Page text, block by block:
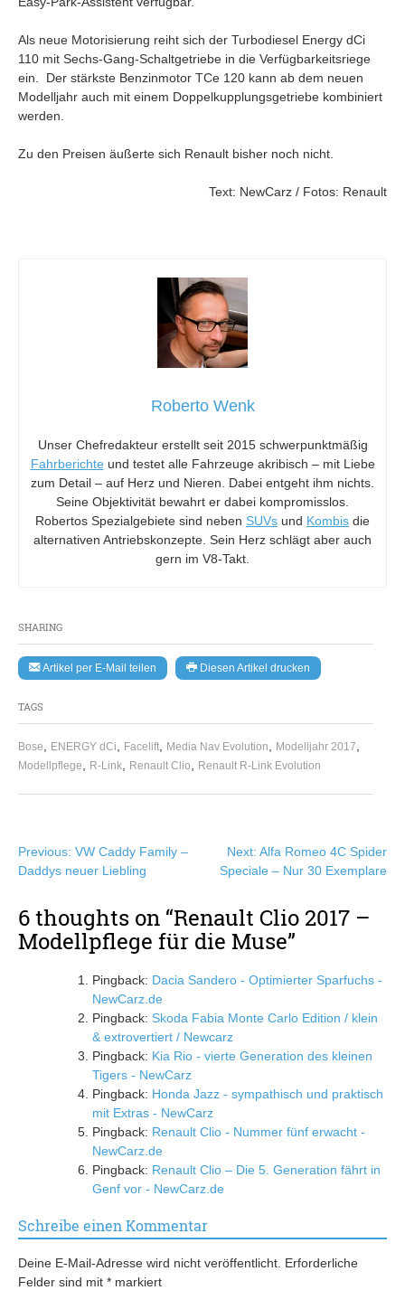
SHARING
Artikel per E-Mail teilen Diesen Artikel drucken
TAGS
Bose ENERGY dCi Facelift Media Nav Evolution Modelljahr 2017
Modellpflege R-Link Renault Clio Renault R-Link Evolution
Als neue Motorisierung reiht sich der Turbodiesel Energy dCi
110 mit Sechs-Gang-Schaltgetriebe in die Verfügbarkeitsriege
ein. Der stärkste Benzinmotor TCe 120 kann ab dem neuen
Modelljahr auch mit einem Doppelkupplungsgetriebe kombiniert
werden.
Zu den Preisen äußerte sich Renault bisher noch nicht.
Text: NewCarz / Fotos: Renault
Roberto Wenk
Unser Chefredakteur erstellt seit 2015 schwerpunktmäßig
Fahrberichte und testet alle Fahrzeuge akribisch – mit Liebe
zum Detail – auf Herz und Nieren. Dabei entgeht ihm nichts.
Seine Objektivität bewahrt er dabei kompromisslos.
Robertos Spezialgebiete sind neben SUVs und Kombis die
alternativen Antriebskonzepte. Sein Herz schlägt aber auch
gern im V8-Takt.
Beitragsnavigation
Previous: VW Caddy Family –
Daddys neuer Liebling
Next: Alfa Romeo 4C Spider
Speciale – Nur 30 Exemplare
6 thoughts on “Renault Clio 2017 –
Modellpflege für die Muse”
Pingback: Dacia Sandero - Optimierter Sparfuchs -
NewCarz.de
Pingback: Skoda Fabia Monte Carlo Edition / klein
& extrovertiert / Newcarz
Pingback: Kia Rio - vierte Generation des kleinen
Tigers - NewCarz
Pingback: Honda Jazz - sympathisch und praktisch
mit Extras - NewCarz
Pingback: Renault Clio - Nummer fünf erwacht -
NewCarz.de
Pingback: Renault Clio – Die 5. Generation fährt in
Genf vor - NewCarz.de
Schreibe einen Kommentar
Deine E-Mail-Adresse wird nicht veröffentlicht. Erforderliche
Felder sind mit * markiert